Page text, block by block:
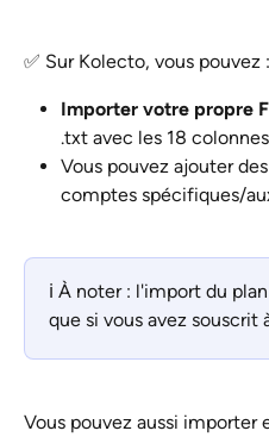
✅ Sur Kolecto, vous pouvez :
Importer votre propre
.txt avec les 18
Vous pouvez ajouter
comptes spécifiques/
ℹ️ À noter : l'import du
que si vous avez souscrit
Vous pouvez aussi importer